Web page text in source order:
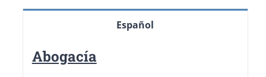
Español
Abogacía